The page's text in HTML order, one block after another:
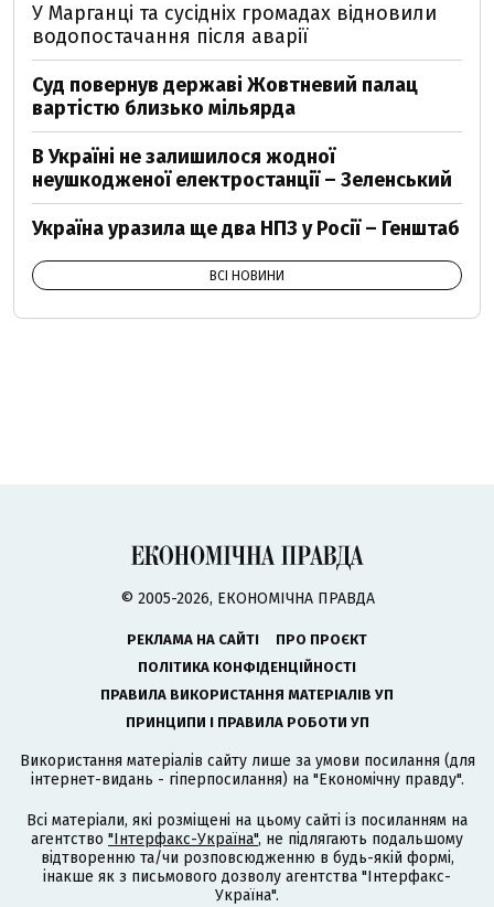
У Марганці та сусідніх громадах відновили
водопостачання після аварії
Суд повернув державі Жовтневий палац
вартістю близько мільярда
В Україні не залишилося жодної
неушкодженої електростанції – Зеленський
Україна уразила ще два НПЗ у Росії – Генштаб
ВСІ НОВИНИ
© 2005-2026, ЕКОНОМІЧНА ПРАВДА
РЕКЛАМА НА САЙТІ
ПРО ПРОЄКТ
ПОЛІТИКА КОНФІДЕНЦІЙНОСТІ
ПРАВИЛА ВИКОРИСТАННЯ МАТЕРІАЛІВ УП
ПРИНЦИПИ І ПРАВИЛА РОБОТИ УП
Використання матеріалів сайту лише за умови посилання (для
інтернет-видань - гіперпосилання) на "Економічну правду".
Всі матеріали, які розміщені на цьому сайті із посиланням на
агентство "Інтерфакс-Україна", не підлягають подальшому
відтворенню та/чи розповсюдженню в будь-якій формі,
інакше як з письмового дозволу агентства "Інтерфакс-
Україна".